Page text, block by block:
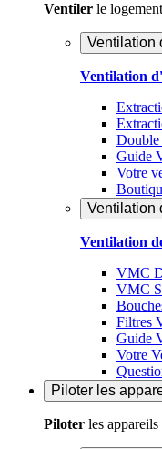
Ventiler le logement
Ventilation
Ventilation
Double
Guide
Votre
Ventilation
Ventilation
VMC
VMC
Filtres
Guide
Votre
Piloter les
Piloter les appareils